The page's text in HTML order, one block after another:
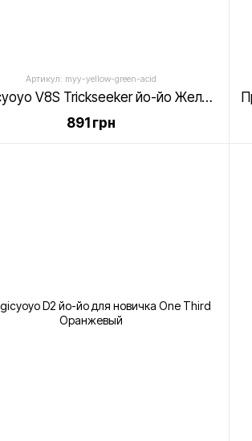
Артикул: myy-yellow-green-acid
Magicyoyo V8S Trickseeker йо-йо Желто-Зеленый Acid Wash
891 грн